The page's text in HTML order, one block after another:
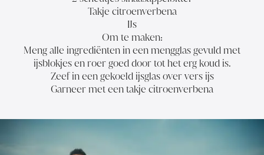
Takje citroenverbena
IJs
Om te maken:
Meng alle ingrediënten in een mengglas gevuld met
ijsblokjes en roer goed door tot het erg koud is.
Zeef in een gekoeld ijsglas over vers ijs
Garneer met een takje citroenverbena